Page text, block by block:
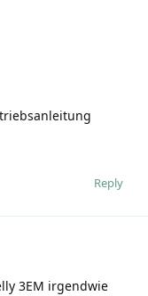
Reply
3EM irgendwie